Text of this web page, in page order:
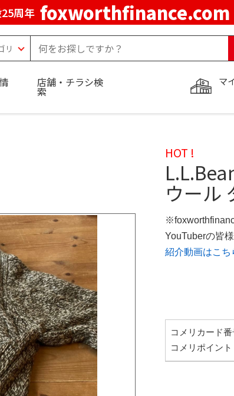
周年 foxworthfinance.com
マ
店舗・チラシ検
索
HOT !
ウール
YouTuberの皆
紹介動画はこち
コメリカード
コメリポイント